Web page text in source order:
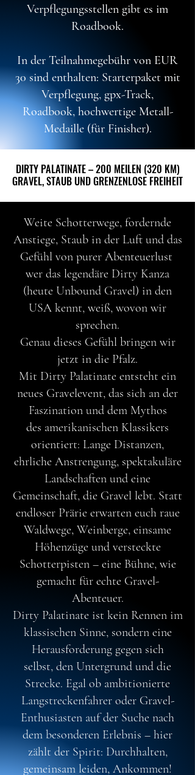
Verpflegungsstellen gibt es im
Roadbook.
In der Teilnahmegebühr von EUR
30 sind enthalten: Starterpaket mit
Verpflegung, gpx-Track,
Roadbook, hochwertige Metall-
Medaille (für Finisher).
DIRTY PALATINATE – 200 MEILEN (320 KM)
GRAVEL, STAUB UND GRENZENLOSE FREIHEIT
DIRTY PALATINATE – 200 MEILEN (320 KM)
GRAVEL, STAUB UND GRENZENLOSE FREIHEIT
Weite Schotterwege, fordernde
Anstiege, Staub in der Luft und das
Gefühl von purer Abenteuerlust
wer das legendäre Dirty Kanza
(heute Unbound Gravel) in den
USA kennt, weiß, wovon wir
sprechen.
Genau dieses Gefühl bringen wir
jetzt in die Pfalz.
Mit Dirty Palatinate entsteht ein
neues Gravelevent, das sich an der
Faszination und dem Mythos
des amerikanischen Klassikers
orientiert: Lange Distanzen,
ehrliche Anstrengung, spektakuläre
Landschaften und eine
Gemeinschaft, die Gravel lebt. Statt
endloser Prärie erwarten euch raue
Waldwege, Weinberge, einsame
Höhenzüge und versteckte
Schotterpisten – eine Bühne, wie
gemacht für echte Gravel-
Abenteuer.
Dirty Palatinate ist kein Rennen im
klassischen Sinne, sondern eine
Herausforderung gegen sich
selbst, den Untergrund und die
Strecke. Egal ob ambitionierte
Langstreckenfahrer oder Gravel-
Enthusiasten auf der Suche nach
dem besonderen Erlebnis – hier
zählt der Spirit: Durchhalten,
gemeinsam leiden, Ankommen!